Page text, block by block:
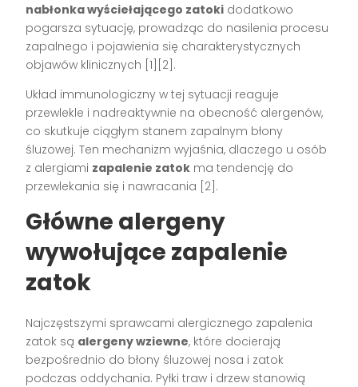
nabłonka wyściełającego zatoki dodatkowo
pogarsza sytuację, prowadząc do nasilenia procesu
zapalnego i pojawienia się charakterystycznych
objawów klinicznych [1][2].
Układ immunologiczny w tej sytuacji reaguje
przewlekle i nadreaktywnie na obecność alergenów,
co skutkuje ciągłym stanem zapalnym błony
śluzowej. Ten mechanizm wyjaśnia, dlaczego u osób
z alergiami zapalenie zatok ma tendencję do
przewlekania się i nawracania [2].
Główne alergeny
wywołujące zapalenie
zatok
Najczęstszymi sprawcami alergicznego zapalenia
zatok są alergeny wziewne, które docierają
bezpośrednio do błony śluzowej nosa i zatok
podczas oddychania. Pyłki traw i drzew stanowią